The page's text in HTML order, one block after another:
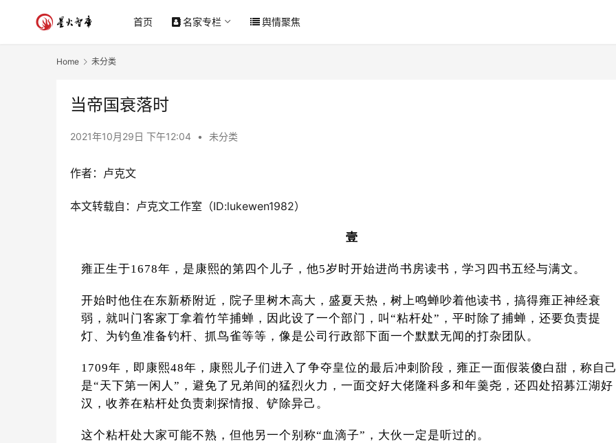
首页 名家专栏 舆情聚焦
Home 未分类
当帝国衰落时
2021年10月29日 下午12:04 • 未分类
作者：卢克文
本文转载自：卢克文工作室（ID:lukewen1982）
壹
雍正生于1678年，是康熙的第四个儿子，他5岁时开始进尚书房读书，学习四书五经与满文。
开始时他住在东新桥附近，院子里树木高大，盛夏天热，树上鸣蝉吵着他读书，搞得雍正神经衰
弱，就叫门客家丁拿着竹竿捕蝉，因此设了一个部门，叫“粘杆处”，平时除了捕蝉，还要负责提
灯、为钓鱼准备钓杆、抓鸟雀等等，像是公司行政部下面一个默默无闻的打杂团队。
1709年，即康熙48年，康熙儿子们进入了争夺皇位的最后冲刺阶段，雍正一面假装傻白甜，称自
是“天下第一闲人”，避免了兄弟间的猛烈火力，一面交好大佬隆科多和年羹尧，还四处招募江湖好
汉，收养在粘杆处负责刺探情报、铲除异己。
这个粘杆处大家可能不熟，但他另一个别称“血滴子”，大伙一定是听过的。